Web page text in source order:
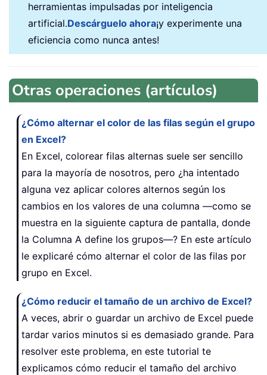
herramientas impulsadas por inteligencia
artificial.Descárguelo ahora¡y experimente una
eficiencia como nunca antes!
Otras operaciones (artículos)
¿Cómo alternar el color de las filas según el grupo
en Excel?
En Excel, colorear filas alternas suele ser sencillo
para la mayoría de nosotros, pero ¿ha intentado
alguna vez aplicar colores alternos según los
cambios en los valores de una columna —como se
muestra en la siguiente captura de pantalla, donde
la Columna A define los grupos—? En este artículo
le explicaré cómo alternar el color de las filas por
grupo en Excel.
¿Cómo reducir el tamaño de un archivo de Excel?
A veces, abrir o guardar un archivo de Excel puede
tardar varios minutos si es demasiado grande. Para
resolver este problema, en este tutorial te
explicamos cómo reducir el tamaño del archivo